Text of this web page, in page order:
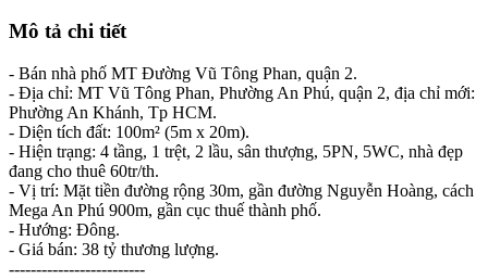
Mô tả chi tiết
- Bán nhà phố MT Đường Vũ Tông Phan, quận 2.
- Địa chỉ: MT Vũ Tông Phan, Phường An Phú, quận 2, địa chỉ mới:
Phường An Khánh, Tp HCM.
- Diện tích đất: 100m² (5m x 20m).
- Hiện trạng: 4 tầng, 1 trệt, 2 lầu, sân thượng, 5PN, 5WC, nhà đẹp
đang cho thuê 60tr/th.
- Vị trí: Mặt tiền đường rộng 30m, gần đường Nguyễn Hoàng, cách
Mega An Phú 900m, gần cục thuế thành phố.
- Hướng: Đông.
- Giá bán: 38 tỷ thương lượng.
-------------------------